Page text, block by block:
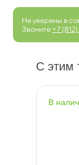
Не уверены в
Звоните +7
С этим